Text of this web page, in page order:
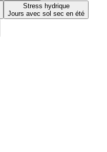
Stress hydrique
Jours avec sol sec en été